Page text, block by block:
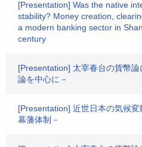
[Presentation] Was the native
stability? Money creation,
a modern banking sector in
century
[Presentation] 太宰春台の貨幣
論を中心に－
[Presentation] 近世日本の気候変
幕藩体制－